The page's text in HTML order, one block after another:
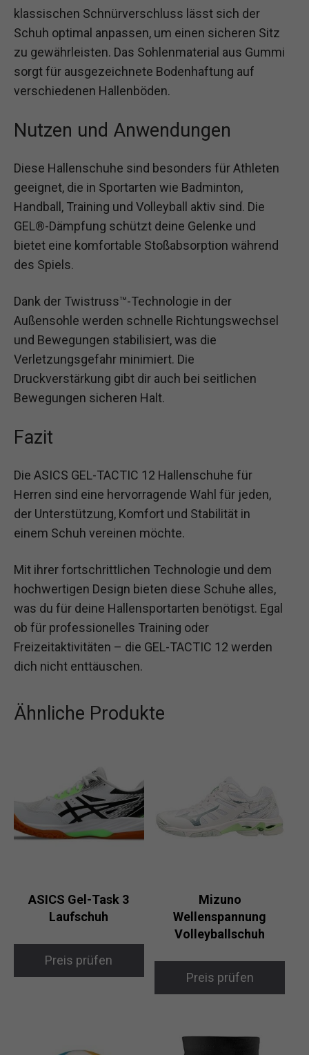
klassischen Schnürverschluss lässt sich der
Schuh optimal anpassen, um einen sicheren Sitz
zu gewährleisten. Das Sohlenmaterial aus Gummi
sorgt für ausgezeichnete Bodenhaftung auf
verschiedenen Hallenböden.
Nutzen und Anwendungen
Diese Hallenschuhe sind besonders für Athleten
geeignet, die in Sportarten wie Badminton,
Handball, Training und Volleyball aktiv sind. Die
GEL®-Dämpfung schützt deine Gelenke und
bietet eine komfortable Stoßabsorption während
des Spiels.
Dank der Twistruss™-Technologie in der
Außensohle werden schnelle Richtungswechsel
und Bewegungen stabilisiert, was die
Verletzungsgefahr minimiert. Die
Druckverstärkung gibt dir auch bei seitlichen
Bewegungen sicheren Halt.
Fazit
Die ASICS GEL-TACTIC 12 Hallenschuhe für
Herren sind eine hervorragende Wahl für jeden,
der Unterstützung, Komfort und Stabilität in
einem Schuh vereinen möchte.
Mit ihrer fortschrittlichen Technologie und dem
hochwertigen Design bieten diese Schuhe alles,
was du für deine Hallensportarten benötigst. Egal
ob für professionelles Training oder
Freizeitaktivitäten – die GEL-TACTIC 12 werden
dich nicht enttäuschen.
Ähnliche Produkte
ASICS Gel-Task 3
Laufschuh
Preis prüfen
Mizuno
Wellenspannung
Volleyballschuh
Preis prüfen